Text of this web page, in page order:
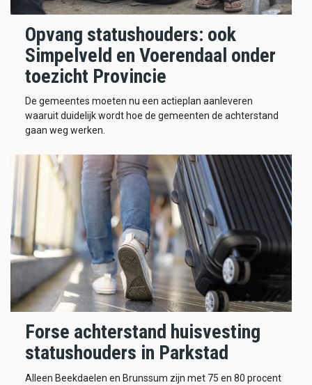
Opvang statushouders: ook
Simpelveld en Voerendaal onder
toezicht Provincie
De gemeentes moeten nu een actieplan aanleveren
waaruit duidelijk wordt hoe de gemeenten de achterstand
gaan weg werken.
Forse achterstand huisvesting
statushouders in Parkstad
Alleen Beekdaelen en Brunssum zijn met 75 en 80 procent